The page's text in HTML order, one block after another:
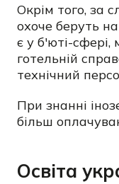
Окрім того, за
охоче беруть
є у б'юті-сфері,
готельній
технічний
При знанні
більш
Освіта